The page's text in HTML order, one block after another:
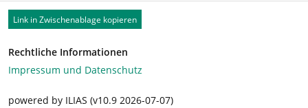
Link in Zwischenablage kopieren
Rechtliche Informationen
Impressum und Datenschutz
powered by ILIAS (v10.9 2026-07-07)